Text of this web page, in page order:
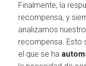
Finalmente, la
recompensa, y
analizamos
recompensa. Esto
el que se ha